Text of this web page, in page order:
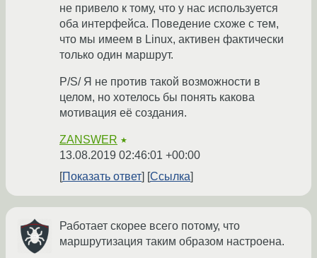
не привело к тому, что у нас используется
оба интерфейса. Поведение схоже с тем,
что мы имеем в Linux, активен фактически
только один маршрут.
P/S/ Я не против такой возможности в
целом, но хотелось бы понять какова
мотивация её создания.
ZANSWER ★
13.08.2019 02:46:01 +00:00
Показать ответ
Ссылка
Работает скорее всего потому, что
маршрутизация таким образом настроена.